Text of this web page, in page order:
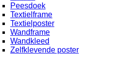
Peesdoek
Textielframe
Textielposter
Wandframe
Wandkleed
Zelfklevende poster